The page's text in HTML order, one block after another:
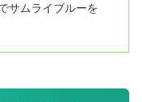
サムライブルーを